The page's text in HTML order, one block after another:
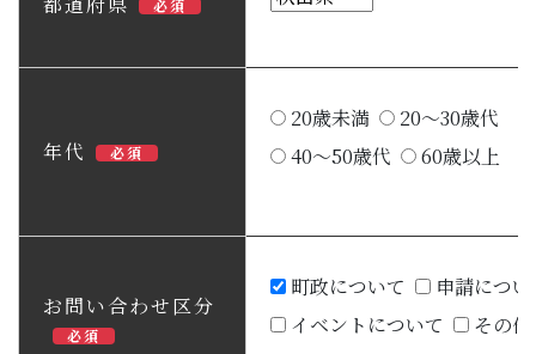
必須
年代 必須
20歳未満
20～30歳代
40～50歳代
60歳以上
お問い合わせ区分
必須
町政について
申請につ
イベントについて
その他